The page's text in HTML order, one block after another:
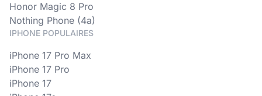
Honor Magic 8 Pro
Nothing Phone (4a)
IPHONE POPULAIRES
iPhone 17 Pro Max
iPhone 17 Pro
iPhone 17